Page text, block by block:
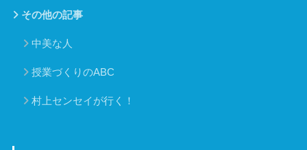
その他の記事
中美な人
授業づくりのABC
村上センセイが行く！